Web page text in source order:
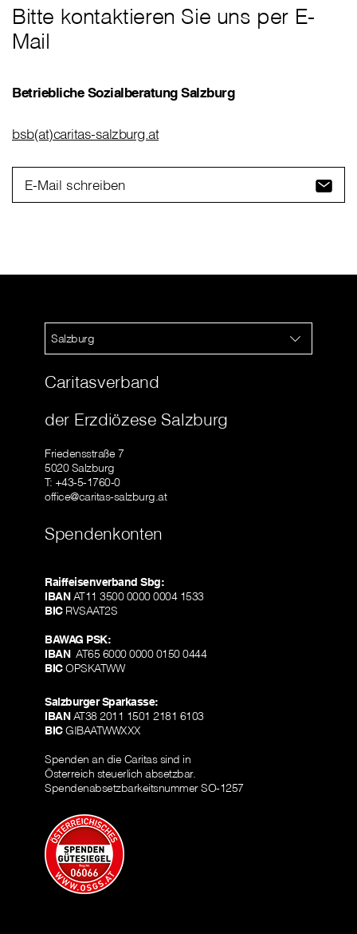
Bitte kontaktieren Sie uns per E-
Mail
Betriebliche Sozialberatung Salzburg
bsb(at)caritas-salzburg.at
E-Mail schreiben
Salzburg
Caritasverband
der Erzdiözese Salzburg
Friedensstraße 7
5020 Salzburg
T: +43-5-1760-0
office@caritas-salzburg.at
Spendenkonten
Raiffeisenverband Sbg:
IBANAT11 3500 0000 0004 1533
BICRVSAAT2S
BAWAG PSK:
IBANAT65 6000 0000 0150 0444
BICOPSKATWW
Salzburger Sparkasse:
IBANAT38 2011 1501 2181 6103
BICGIBAATWWXXX
Spenden an die Caritas sind in
Österreich steuerlich absetzbar.
Spendenabsetzbarkeitsnummer SO-1257